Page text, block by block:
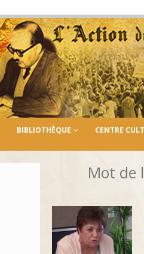
BIBLIOTHÈQUE CENTRE
Mot de